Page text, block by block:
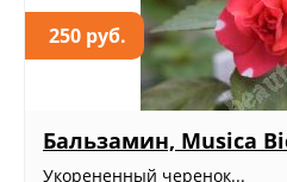
250 руб.
Бальзамин, Musica
Укорененный черенок...